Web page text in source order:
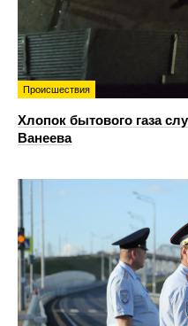
Происшествия
Хлопок бытового газа
Ванеева